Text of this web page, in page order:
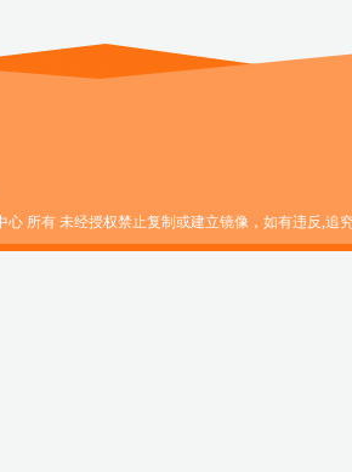
心 所有 未经授权禁止复制或建立镜像，如有违反,追